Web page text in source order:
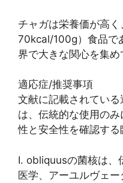
チャガは栄養価が高
70kcal/100g）食品で
界で大きな関心を集め
適応症/推奨事項
文献に記載されてい
は、伝統的な使用の
性と安全性を確認する
I. obliquusの菌核は、
医学、アーユルヴェ